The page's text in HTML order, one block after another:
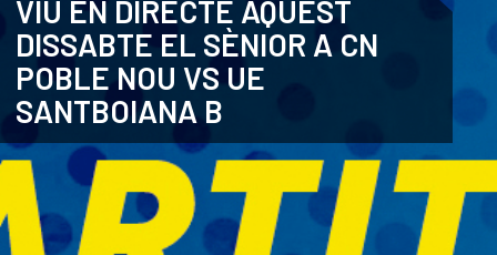
ANGLÈS
VIU EN DIRECTE AQUEST
DISSABTE EL SÈNIOR A CN
POBLE NOU VS UE
SANTBOIANA B